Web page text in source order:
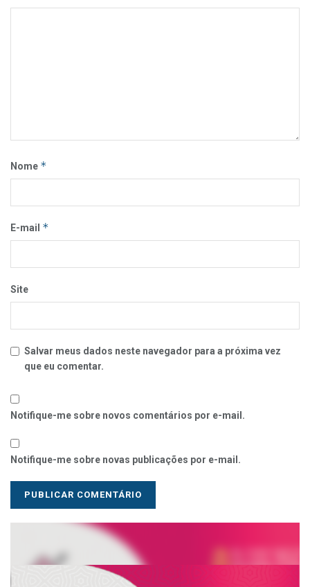
Nome *
E-mail *
Site
Salvar meus dados neste navegador para a próxima vez
que eu comentar.
Notifique-me sobre novos comentários por e-mail.
Notifique-me sobre novas publicações por e-mail.